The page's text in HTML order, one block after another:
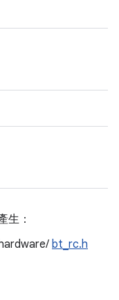
生：
bt_rc.h